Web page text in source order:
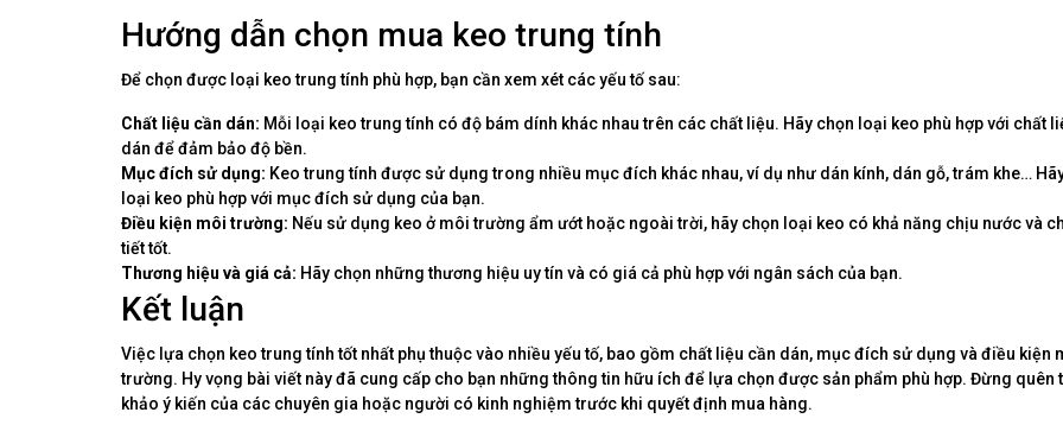
Hướng dẫn chọn mua keo trung tính
Để chọn được loại keo trung tính phù hợp, bạn cần xem xét các yếu tố sau:
Chất liệu cần dán: Mỗi loại keo trung tính có độ bám dính khác nhau trên các chất liệu. Hãy chọn loại keo phù hợp với chất
dán để đảm bảo độ bền.
Mục đích sử dụng: Keo trung tính được sử dụng trong nhiều mục đích khác nhau, ví dụ như dán kính, dán gỗ, trám khe…
loại keo phù hợp với mục đích sử dụng của bạn.
Điều kiện môi trường: Nếu sử dụng keo ở môi trường ẩm ướt hoặc ngoài trời, hãy chọn loại keo có khả năng chịu nước và
tiết tốt.
Thương hiệu và giá cả: Hãy chọn những thương hiệu uy tín và có giá cả phù hợp với ngân sách của bạn.
Kết luận
Việc lựa chọn keo trung tính tốt nhất phụ thuộc vào nhiều yếu tố, bao gồm chất liệu cần dán, mục đích sử dụng và điều kiện
trường. Hy vọng bài viết này đã cung cấp cho bạn những thông tin hữu ích để lựa chọn được sản phẩm phù hợp. Đừng quên
khảo ý kiến của các chuyên gia hoặc người có kinh nghiệm trước khi quyết định mua hàng.